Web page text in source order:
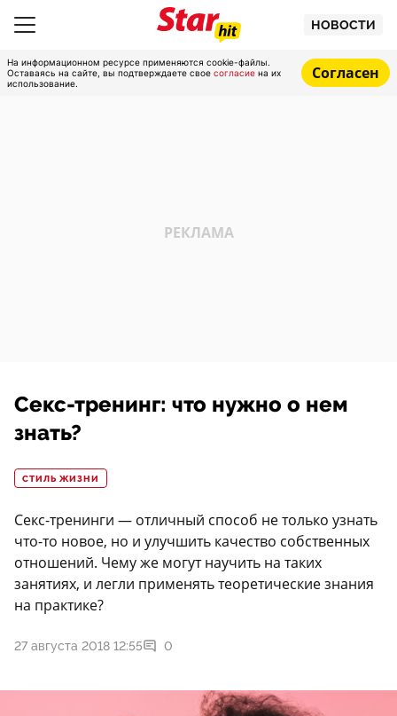
НОВОСТИ
На информационном ресурсе применяются cookie-файлы.
Оставаясь на сайте, вы подтверждаете свое согласие на их
использование.
Согласен
Секс-тренинг: что нужно о нем
знать?
СТИЛЬ ЖИЗНИ
Секс-тренинги — отличный способ не только узнать
что-то новое, но и улучшить качество собственных
отношений. Чему же могут научить на таких
занятиях, и легли применять теоретические знания
на практике?
27 августа 2018 12:55 0